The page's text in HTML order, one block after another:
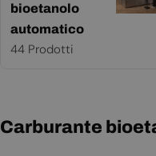
bioetanolo
automatico
44 Prodotti
Carburante